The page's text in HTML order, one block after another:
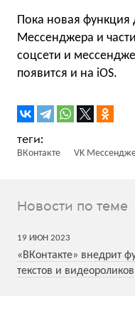
Пока новая функция
Мессенджера и
соцсети и
появится и на iOS.
ВКонтакте VK
Новости по теме
19 ИЮН 2023
«ВКонтакте» внедрит
текстов и видеороликов